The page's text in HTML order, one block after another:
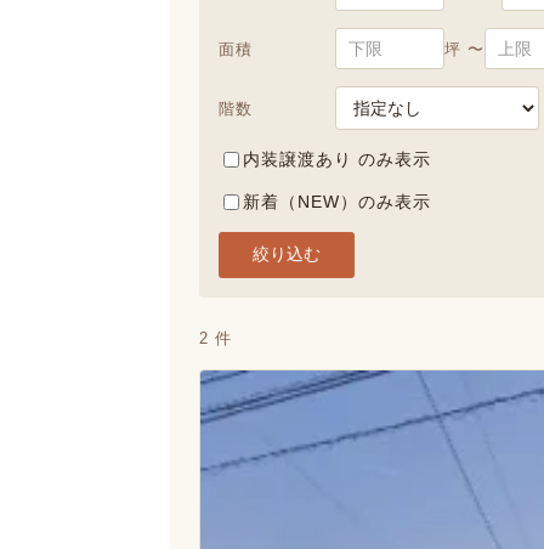
面積 坪 〜
階数
内装譲渡あり のみ表示
新着（NEW）のみ表示
絞り込む
2 件